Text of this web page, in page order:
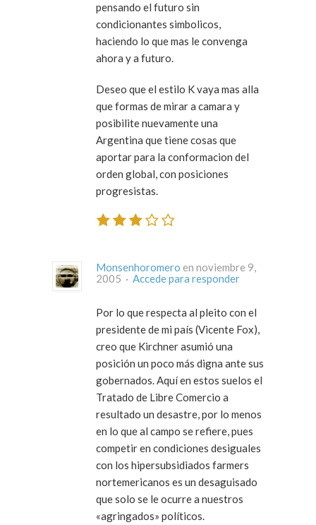
pensando el futuro sin
condicionantes simbolicos,
haciendo lo que mas le convenga
ahora y a futuro.
Deseo que el estilo K vaya mas alla
que formas de mirar a camara y
posibilite nuevamente una
Argentina que tiene cosas que
aportar para la conformacion del
orden global, con posiciones
progresistas.
Monsenhoromero en noviembre 9,
2005 · Accede para responder
Por lo que respecta al pleito con el
presidente de mi país (Vicente Fox),
creo que Kirchner asumió una
posición un poco más digna ante sus
gobernados. Aquí en estos suelos el
Tratado de Libre Comercio a
resultado un desastre, por lo menos
en lo que al campo se refiere, pues
competir en condiciones desiguales
con los hipersubsidiados farmers
nortemericanos es un desaguisado
que solo se le ocurre a nuestros
«agringados» políticos.